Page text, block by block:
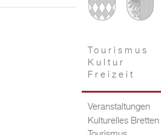
Tourismus
Kultur
Freizeit
Veranstaltungen
Kulturelles Bretten